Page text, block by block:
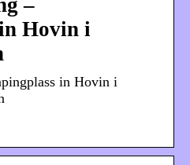
–
Hovin i
in Hovin i